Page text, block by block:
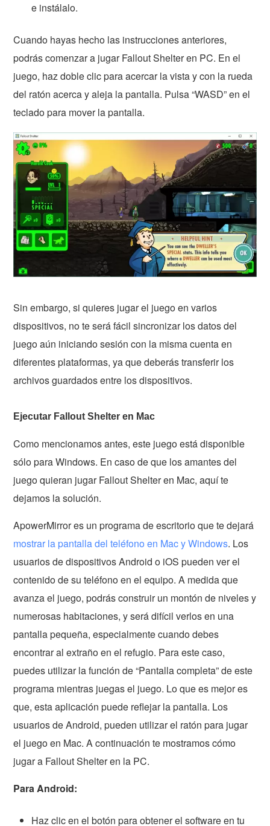
e instálalo.
Cuando hayas hecho las instrucciones anteriores,
podrás comenzar a jugar Fallout Shelter en PC. En el
juego, haz doble clic para acercar la vista y con la rueda
del ratón acerca y aleja la pantalla. Pulsa “WASD” en el
teclado para mover la pantalla.
Sin embargo, si quieres jugar el juego en varios
dispositivos, no te será fácil sincronizar los datos del
juego aún iniciando sesión con la misma cuenta en
diferentes plataformas, ya que deberás transferir los
archivos guardados entre los dispositivos.
Ejecutar Fallout Shelter en Mac
Como mencionamos antes, este juego está disponible
sólo para Windows. En caso de que los amantes del
juego quieran jugar Fallout Shelter en Mac, aquí te
dejamos la solución.
ApowerMirror es un programa de escritorio que te dejará
mostrar la pantalla del teléfono en Mac y Windows. Los
usuarios de dispositivos Android o iOS pueden ver el
contenido de su teléfono en el equipo. A medida que
avanza el juego, podrás construir un montón de niveles y
numerosas habitaciones, y será difícil verlos en una
pantalla pequeña, especialmente cuando debes
encontrar al extraño en el refugio. Para este caso,
puedes utilizar la función de “Pantalla completa” de este
programa mientras juegas el juego. Lo que es mejor es
que, esta aplicación puede reflejar la pantalla. Los
usuarios de Android, pueden utilizar el ratón para jugar
el juego en Mac. A continuación te mostramos cómo
jugar a Fallout Shelter en la PC.
Para Android:
Haz clic en el botón para obtener el software en tu